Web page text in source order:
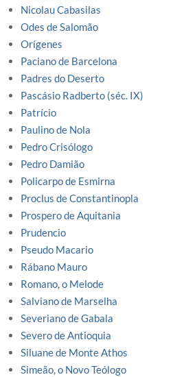
Nicolau Cabasilas
Odes de Salomão
Orígenes
Paciano de Barcelona
Padres do Deserto
Pascásio Radberto (séc. IX)
Patrício
Paulino de Nola
Pedro Crisólogo
Pedro Damião
Policarpo de Esmirna
Proclus de Constantinopla
Prospero de Aquitania
Prudencio
Pseudo Macario
Rábano Mauro
Romano, o Melode
Salviano de Marselha
Severiano de Gabala
Severo de Antioquia
Siluane de Monte Athos
Simeão, o Novo Teólogo